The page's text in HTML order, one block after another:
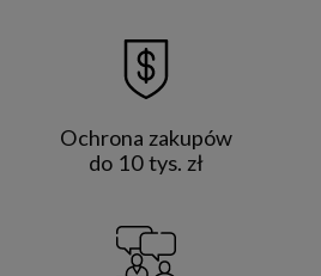
Ochrona zakupów
do 10 tys. zł